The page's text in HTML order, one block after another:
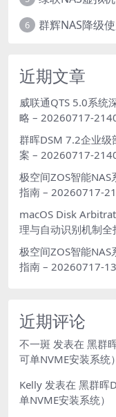
6
近期文章
威联通QTS 5.0系统
略 – 20260717-
群晖DSM 7.2企业级
案 – 20260717-
极空间ZOS智能
指南 – 20260717-
macOS Disk
理与自动识别机制全
极空间ZOS智能
指南 – 20260717-
近期评论
不一斑 发表在 黑群
可单NVME安装系统）
Kelly 发表在 黑群晖
单NVME安装系统）